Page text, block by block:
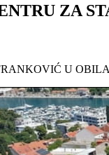
ZA
U